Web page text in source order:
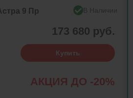
9 Пр В Наличии
173 680 руб.
Купить
АКЦИЯ ДО -20%